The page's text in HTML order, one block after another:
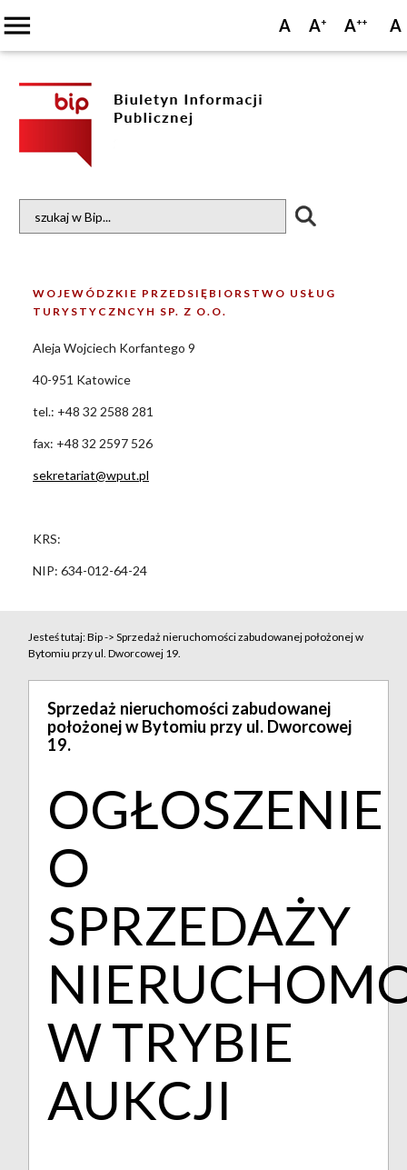
menu A
A++
A+
A
WOJEWÓDZKIE PRZEDSIĘBIORSTWO USŁUG
TURYSTYCZNCYH SP. Z O.O.
Aleja Wojciech Korfantego 9
40-951 Katowice
tel.: +48 32 2588 281
fax: +48 32 2597 526
sekretariat@wput.pl
KRS:
NIP: 634-012-64-24
Jesteś tutaj:Bip-> Sprzedaż nieruchomości zabudowanej położonej w
Bytomiu przy ul. Dworcowej 19.
Sprzedaż nieruchomości zabudowanej
położonej w Bytomiu przy ul. Dworcowej
19.
OGŁOSZENIE
O
SPRZEDAŻY
W TRYBIE
AUKCJI